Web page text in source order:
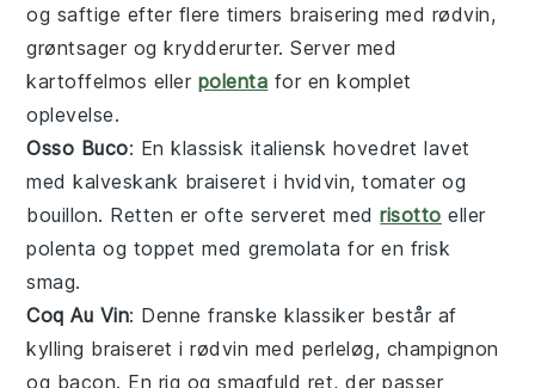
og saftige efter flere timers braisering med rødvin,
grøntsager ogkrydderurter. Server med
kartoffelmos eller polenta for en komplet
oplevelse.
Osso Buco: En klassisk italiensk hovedret lavet
medkalveskank braiseret i hvidvin,tomater og
bouillon. Retten er ofte serveret medrisotto eller
polenta og toppet medgremolata for en frisk
smag.
Coq Au Vin: Denne franskeklassiker består af
kylling braiseret irødvin med perleløg, champignon
og bacon. En rig og smagfuld ret, der passer